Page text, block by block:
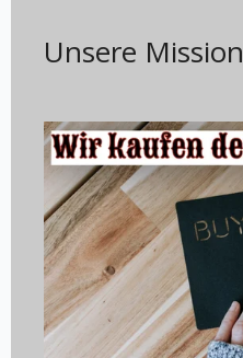
Unsere Mission